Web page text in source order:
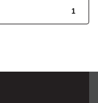
1